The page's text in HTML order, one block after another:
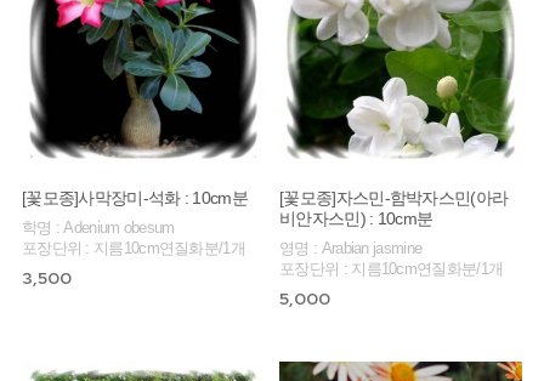
[꽃모종]사막장미-석화 : 10cm분
학명 : Adenium obesum
포장단위 : 지름10cm연질화분/1개
3,500
[꽃모종]자스민-함박자스민(아라
비안자스민) : 10cm분
영명 : Arabian jasmine
포장단위 : 지름10cm연질화분/1개
5,000